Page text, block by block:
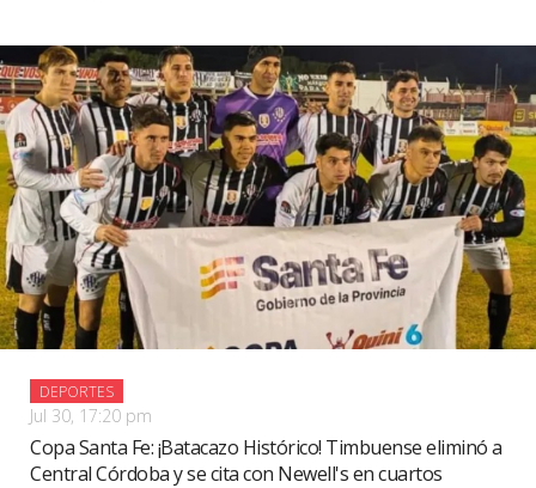
DEPORTES
Jul 30, 17:20 pm
Copa Santa Fe: ¡Batacazo Histórico! Timbuense eliminó a
Central Córdoba y se cita con Newell's en cuartos